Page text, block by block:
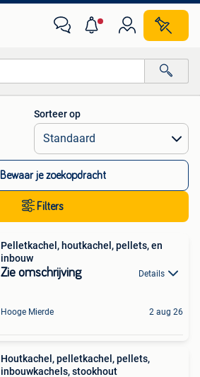
Alle afstanden…
Sorteer op
Bewaar je zoekopdracht
Filters
Pelletkachel, houtkachel, pellets, en
inbouw
Zie omschrijving Details
Hooge Mierde 2 aug 26
Houtkachel, pelletkachel, pellets,
inbouwkachels, stookhout